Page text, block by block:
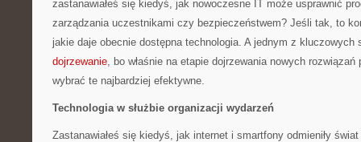
zastanawiałeś się kiedyś, jak nowoczesne IT może usprawnić
zarządzania uczestnikami czy bezpieczeństwem? Jeśli tak, to
jakie daje obecnie dostępna technologia. A jednym z kluczowych
dojrzewanie, bo właśnie na etapie dojrzewania nowych
wybrać te najbardziej efektywne.
Technologia w służbie organizacji wydarzeń
Zastanawiałeś się kiedyś, jak internet i smartfony odmieniły